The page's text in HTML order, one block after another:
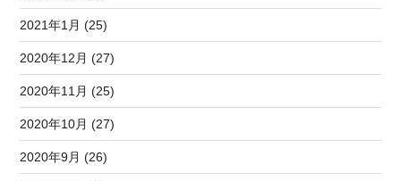
2021年1月 (25)
2020年12月 (27)
2020年11月 (25)
2020年10月 (27)
2020年9月 (26)